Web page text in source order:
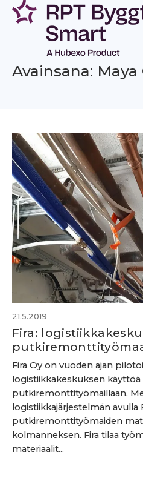
Siirry
sisältöön
Avainsana:
21.5.2019
Fira:
Fira Oy on vuoden ajan
logistiikkakeskuksen käyttöä
putkiremonttityömaillaan.
logistiikkajärjestelmän avulla
putkiremonttityömaiden
kolmanneksen. Fira tilaa
materiaalit...